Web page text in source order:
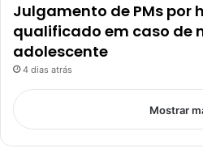
Julgamento de PMs por
qualificado em caso de
adolescente
4 dias atrás
Mostrar